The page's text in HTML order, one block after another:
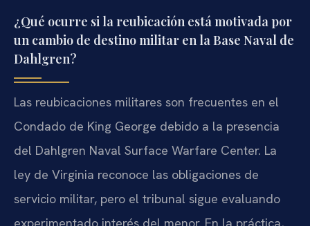
¿Qué ocurre si la reubicación está motivada por
un cambio de destino militar en la Base Naval de
Dahlgren?
Las reubicaciones militares son frecuentes en el
Condado de King George debido a la presencia
del Dahlgren Naval Surface Warfare Center. La
ley de Virginia reconoce las obligaciones de
servicio militar, pero el tribunal sigue evaluando